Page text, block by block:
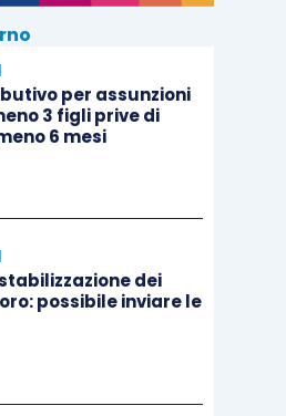
per assunzioni
3 figli prive di
6 mesi
dei
possibile inviare le